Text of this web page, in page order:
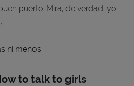
puerto. Mira, de verdad, yo
ni menos
to talk to girls